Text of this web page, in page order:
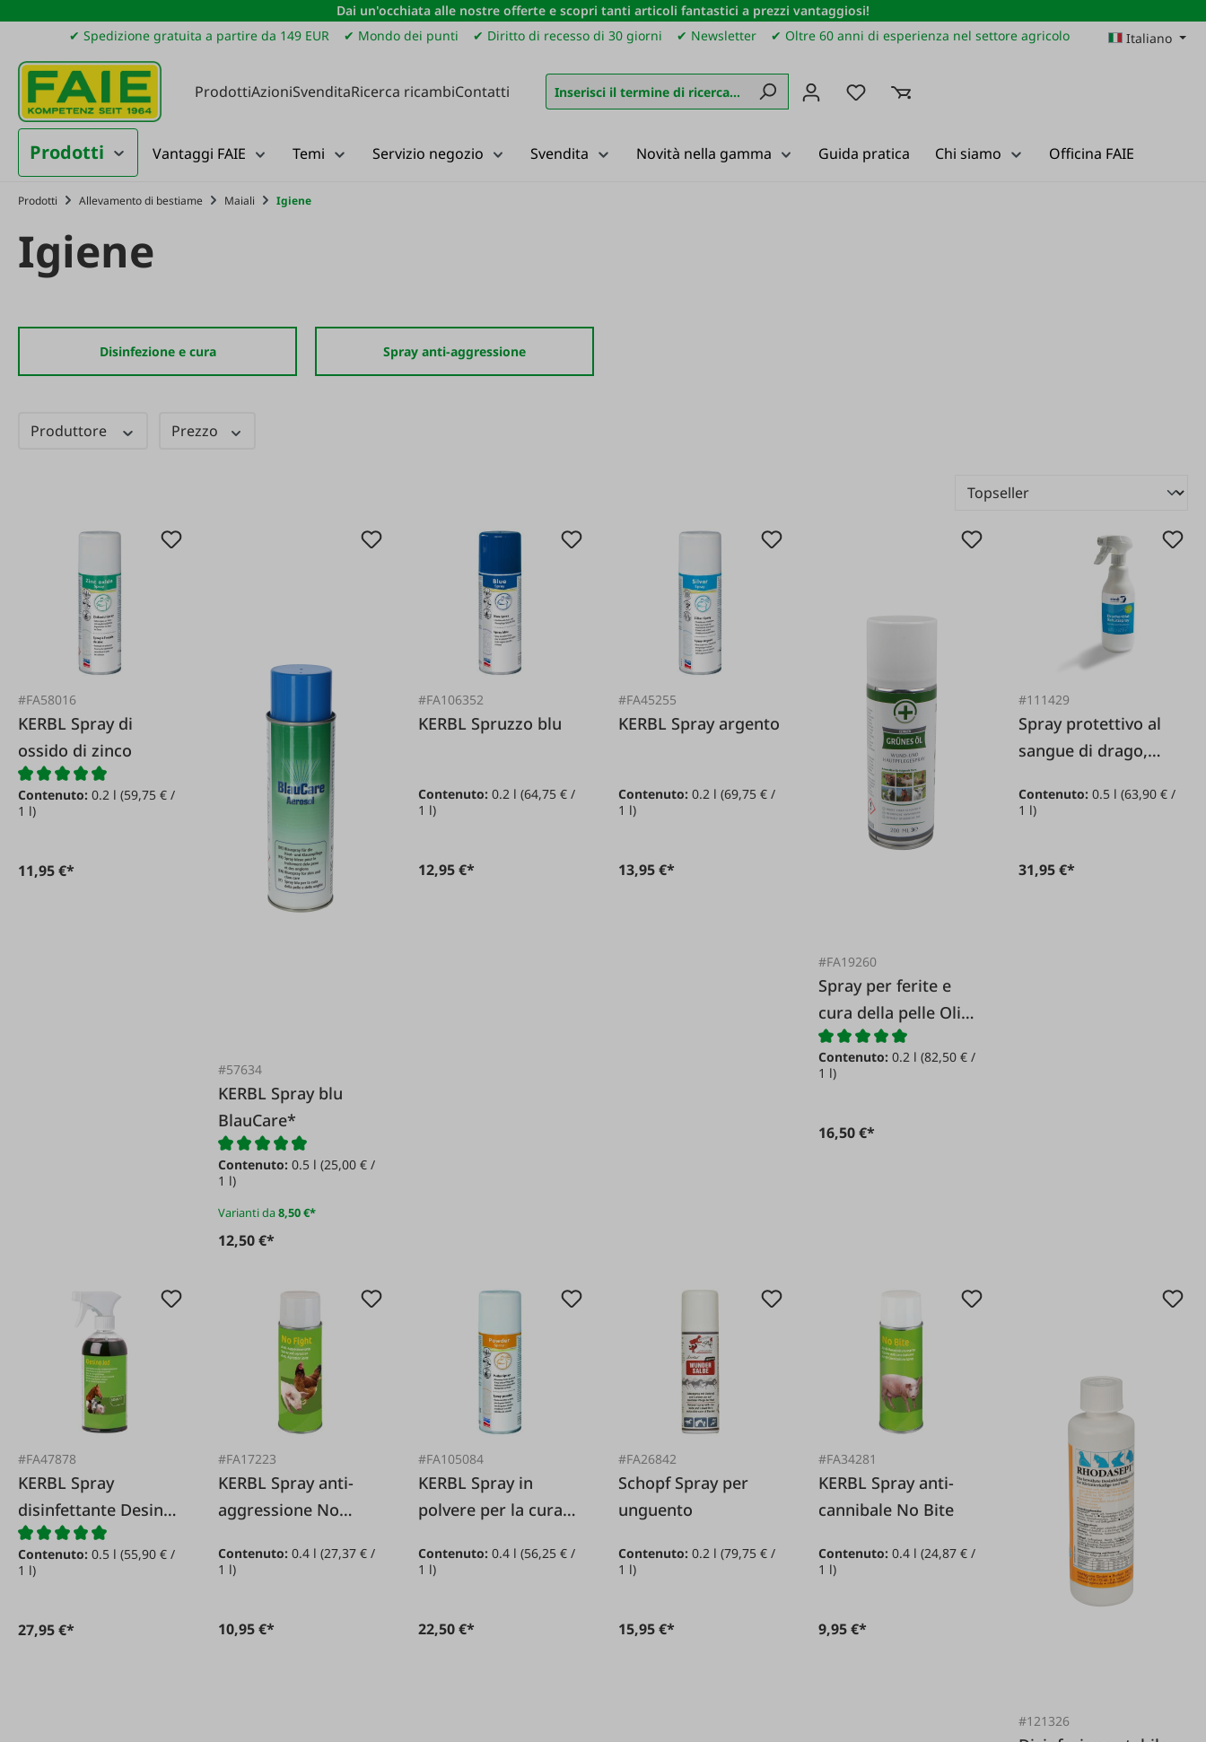
al contenuto principale
Salta alla ricerca
Passa alla navigazione principale
Dai un'occhiata alle nostre offerte e scopri tanti articoli fantastici a prezzi vantaggiosi!
✔ Spedizione gratuita a partire da 149 EUR
✔ Mondo dei punti ✔ Diritto di recesso di 30 giorni ✔ Newsletter ✔ Oltre 60 anni di esperienza nel settore agricolo Italiano
ProdottiAzioniSvenditaRicerca ricambiContatti Hai 0 articoli nella lista dei desideri
Prodotti Vantaggi FAIE Temi Servizio negozio Svendita Novità nella gamma Guida pratica Chi siamo Officina FAIE
Prodotti Allevamento di bestiame Maiali Igiene
Igiene
Disinfezione e cura Spray anti-aggressione
Produttore Prezzo
#FA58016
KERBL Spray di
ossido di zinco
Contenuto: 0.2 l (59,75 € /
1 l)
11,95 €*
#57634
KERBL Spray blu
BlauCare*
Contenuto:0.5 l(25,00 € /
1 l)
Varianti da8,50 €*
12,50 €*
#FA106352
KERBL Spruzzo blu
Contenuto:0.2 l(64,75 € /
1 l)
12,95 €*
#FA45255
KERBL Spray argento
Contenuto:0.2 l(69,75 € /
1 l)
13,95 €*
#FA19260
Spray per ferite e
cura della pelle Olio
verde *
Contenuto:0.2 l(82,50 € /
1 l)
16,50 €*
#111429
Spray protettivo al
sangue di drago,
ml
Contenuto:0.5 l(63,90 € /
1 l)
31,95 €*
#FA47878
KERBL Spray
disinfettante Desino
Iodio*
Contenuto: 0.5 l (55,90 € /
1 l)
27,95 €*
#FA17223
KERBL Spray anti-
aggressione No
Contenuto:0.4 l(27,37 € /
1 l)
10,95 €*
#FA105084
KERBL Spray in
polvere per la cura
Contenuto:0.4 l(56,25 € /
1 l)
22,50 €*
#FA26842
Schopf Spray per
unguento
Contenuto:0.2 l(79,75 € /
1 l)
15,95 €*
#FA34281
KERBL Spray anti-
cannibale No Bite
Contenuto:0.4 l(24,87 € /
1 l)
9,95 €*
#121326